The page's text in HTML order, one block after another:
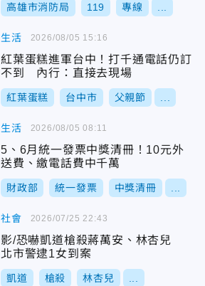
高雄市消防局 119 專線
生活
紅葉蛋糕進軍台中！打千通電話仍訂
不到 內行：直接去現場
紅葉蛋糕 台中市 父親節
2026/08/05 15:16
生活
5、6月統一發票中獎清冊！10元外
送費、繳電話費中千萬
財政部 統一發票 中獎清冊
2026/08/05 08:11
社會
影/恐嚇凱道槍殺蔣萬安、林杏兒
北市警逮1女到案
凱道 槍殺 林杏兒
2026/07/25 22:43